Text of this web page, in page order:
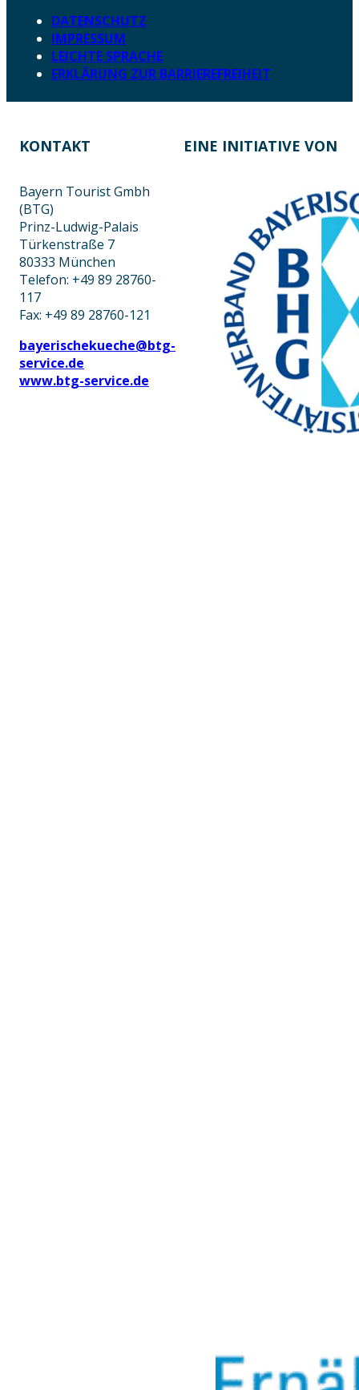
DATENSCHUTZ
IMPRESSUM
LEICHTE SPRACHE
ERKLÄRUNG ZUR BARRIEREFREIHEIT
KONTAKT EINE INITIATIVE VON
Bayern Tourist Gmbh
(BTG)
Prinz-Ludwig-Palais
Türkenstraße 7
80333 München
Telefon: +49 89 28760-
117
Fax: +49 89 28760-121
bayerischekueche@btg-
service.de
www.btg-service.de